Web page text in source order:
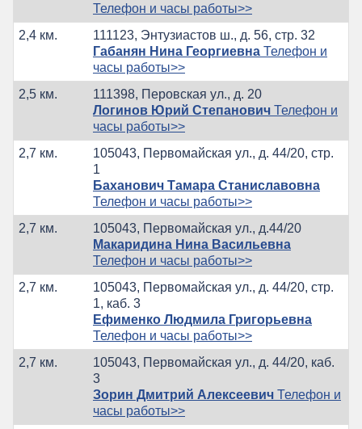
Телефон и часы работы>>
2,4 км.
111123, Энтузиастов ш., д. 56, стр. 32
Габанян Нина Георгиевна Телефон и
часы работы>>
2,5 км.
111398, Перовская ул., д. 20
Логинов Юрий Степанович Телефон и
часы работы>>
2,7 км.
105043, Первомайская ул., д. 44/20, стр.
1
Баханович Тамара Станиславовна
Телефон и часы работы>>
2,7 км.
105043, Первомайская ул., д.44/20
Макаридина Нина Васильевна
Телефон и часы работы>>
2,7 км.
105043, Первомайская ул., д. 44/20, стр.
1, каб. 3
Ефименко Людмила Григорьевна
Телефон и часы работы>>
2,7 км.
105043, Первомайская ул., д. 44/20, каб.
3
Зорин Дмитрий Алексеевич Телефон и
часы работы>>